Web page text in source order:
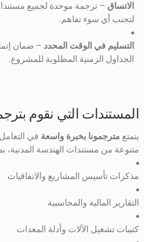
الاتساق – ترجمة موحدة لجميع
لتجنب أي سوء تفاهم.
التسليم في الوقت المحدد – ضمان
الجداول الزمنية المطلوبة للمشروع.
المستندات التي نقوم
يتمتع مترجمونا بخبرة واسعة في
متنوعة من مستندات الهندسة المدنية،
مذكرات تأسيس المشاريع والاتفاقيات
التقارير المالية والمحاسبية
كتيبات تشغيل الآلات وأدلة المعدات